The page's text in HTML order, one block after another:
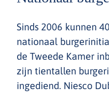
Sinds 2006 kunnen
nationaal
de Tweede Kamer
zijn tientallen
ingediend. Niesco